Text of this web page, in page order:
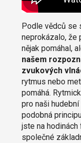
Podle vědců se
neprokázalo, že
nějak pomáhal,
našem
zvukových
rytmus nebo
pomáhá.
pro naši
podobná
jste na
společné